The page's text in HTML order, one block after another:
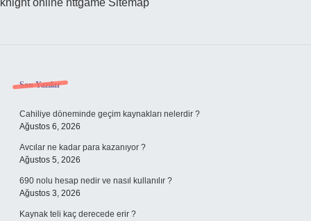
knight online nttgame Sitemap
Sidebar
Son Yazılar
Cahiliye döneminde geçim kaynakları nelerdir ?
Ağustos 6, 2026
Avcılar ne kadar para kazanıyor ?
Ağustos 5, 2026
690 nolu hesap nedir ve nasıl kullanılır ?
Ağustos 3, 2026
Kaynak teli kaç derecede erir ?